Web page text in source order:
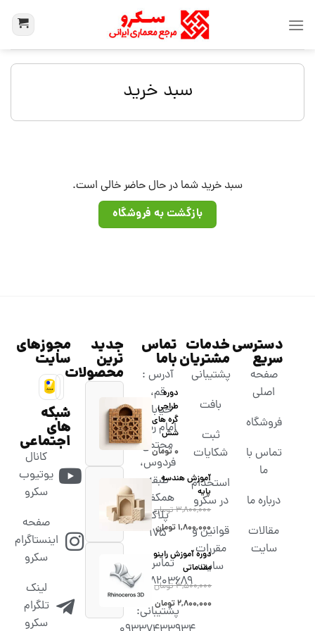
سبد خرید
سبد خرید شما در حال حاضر خالی است.
بازگشت به فروشگاه
دسترسی
سریع
صفحه
اصلی
فروشگاه
تماس با
ما
درباره ما
مقالات
سایت
خدمات
مشتریان
پشتیبانی
بافت
ثبت
شکایات
استخدام
در سکرو
قوانین و
مقررات
سایت
تماس
باما
آدرس :
قم،
خیابان
امام رضا،
مجتمع
فردوس،
طبقه
همکف،
پلاک
۱۷۵
تماس :
02538203689
پشتیبانی:
جدید
ترین
محصولات
دوره
طراحی
گره های
شش
۰تومان
آموزش هندسه
پایه
۳,۸۰۰,۰۰۰تومان
۱,۸۰۰,۰۰۰تومان
دوره آموزش راینو
مقدماتی
۳,۵۰۰,۰۰۰تومان
۲,۸۰۰,۰۰۰تومان
مجوزهای
سایت
شبکه
های
اجتماعی
کانال
یوتیوب
سکرو
صفحه
اینستاگرام
سکرو
لینک
تلگرام
سکرو